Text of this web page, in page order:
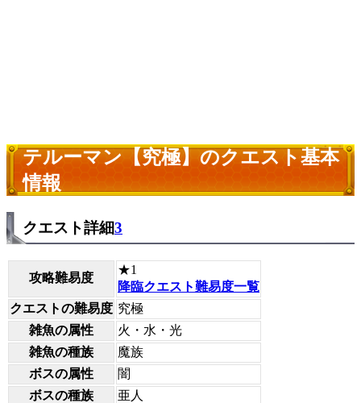
テルーマン【究極】のクエスト基本
情報
クエスト詳細3
攻略難易度
★1
降臨クエスト難易度一覧
クエストの難易度 究極
雑魚の属性
火・水・光
雑魚の種族
魔族
ボスの属性
闇
ボスの種族
亜人